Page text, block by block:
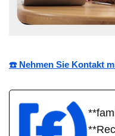
☎️ Nehmen Sie Kontakt